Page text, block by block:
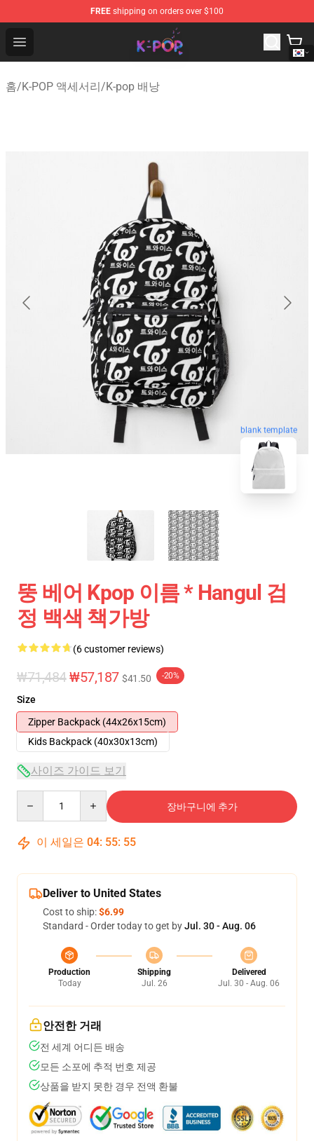
FREE shipping on orders over $100
Open menu
K-pop Store - Official K-pop Merchandise Shop
홈/K-POP 액세서리/K-pop 배낭
blank template
뚱 베어 Kpop 이름 * Hangul 검
정 백색 책가방
(6 customer reviews)
₩71,484₩57,187 $41.50 -20%
Size
Zipper Backpack (44x26x15cm)
Kids Backpack (40x30x13cm)
사이즈 가이드 보기
장바구니에 추가
이 세일은 04: 55: 54
Deliver to United States
Cost to ship:$6.99
Standard - Order today to get byJul. 30 - Aug. 06
Production
Today
Shipping
Jul. 26
Delivered
Jul. 30 - Aug. 06
안전한 거래
전 세계 어디든 배송
모든 소포에 추적 번호 제공
상품을 받지 못한 경우 전액 환불